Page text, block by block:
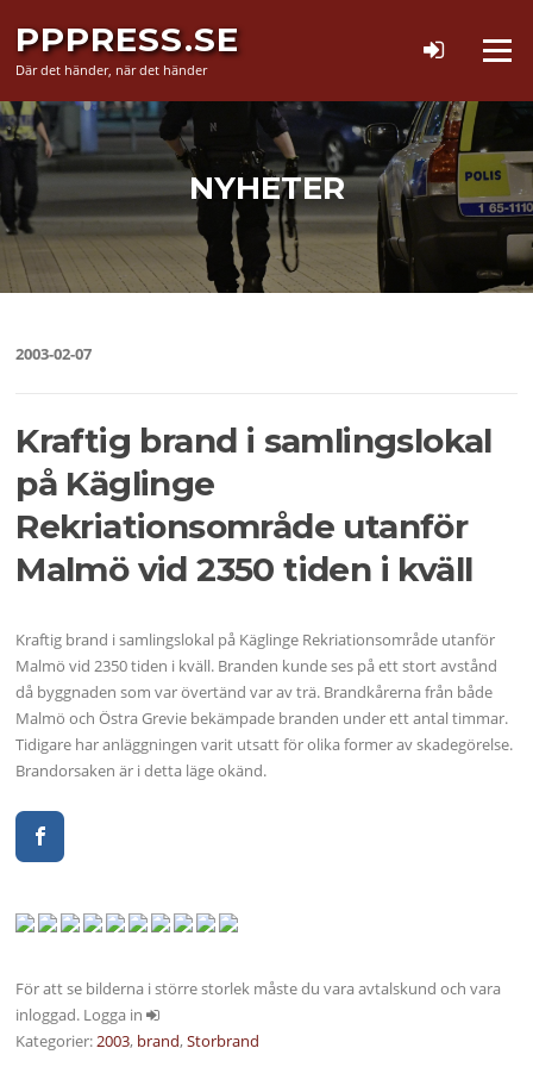
innehåll
PPPRESS.SE
Där det händer, när det händer
Meny
NYHETER
2003-02-07
Kraftig brand i samlingslokal
på Käglinge
Rekriationsområde utanför
Malmö vid 2350 tiden i kväll
Kraftig brand i samlingslokal på Käglinge Rekriationsområde utanför
Malmö vid 2350 tiden i kväll. Branden kunde ses på ett stort avstånd
då byggnaden som var övertänd var av trä. Brandkårerna från både
Malmö och Östra Grevie bekämpade branden under ett antal timmar.
Tidigare har anläggningen varit utsatt för olika former av skadegörelse.
Brandorsaken är i detta läge okänd.
För att se bilderna i större storlek måste du vara avtalskund och vara
inloggad. Logga in
Kategorier:2003, brand,Storbrand